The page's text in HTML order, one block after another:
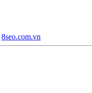
8seo.com.vn